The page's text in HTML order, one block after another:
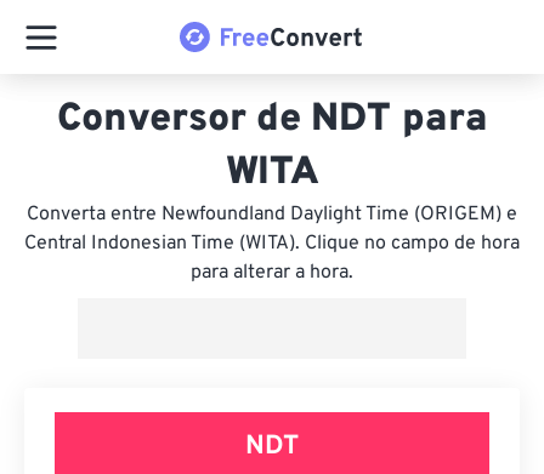
Conversor de NDT para
WITA
Converta entre Newfoundland Daylight Time (ORIGEM) e
Central Indonesian Time (WITA). Clique no campo de hora
para alterar a hora.
NDT